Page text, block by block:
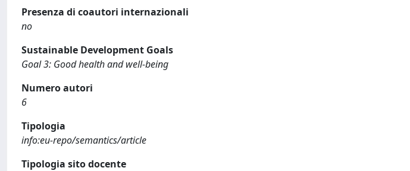
Presenza di coautori internazionali
no
Sustainable Development Goals
Goal 3: Good health and well-being
Numero autori
6
Tipologia
info:eu-repo/semantics/article
Tipologia sito docente